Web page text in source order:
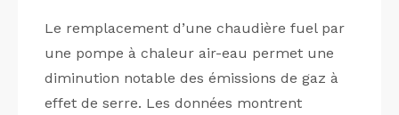
Le remplacement d’une chaudière fuel par
une pompe à chaleur air-eau permet une
diminution notable des émissions de gaz à
effet de serre. Les données montrent